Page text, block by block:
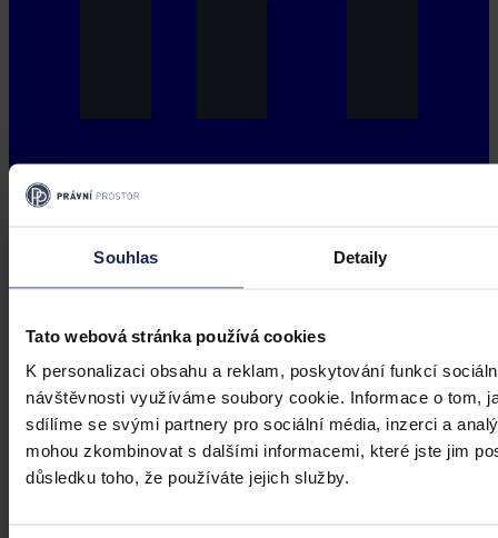
Souhlas Detaily
Tato webová stránka používá cookies
K personalizaci obsahu a reklam, poskytování funkcí
návštěvnosti využíváme soubory cookie. Informace o tom,
sdílíme se svými partnery pro sociální média, inzerci a
mohou zkombinovat s dalšími informacemi, které jste jim
důsledku toho, že používáte jejich služby.